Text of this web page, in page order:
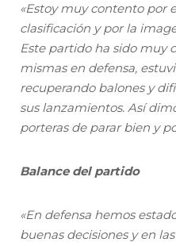
«Estoy muy contento por
clasificación y por la
Este partido ha sido muy
mismas en defensa,
recuperando balones y
sus lanzamientos. Así
porteras de parar bien y
Balance del partido
«En defensa hemos
buenas decisiones y en